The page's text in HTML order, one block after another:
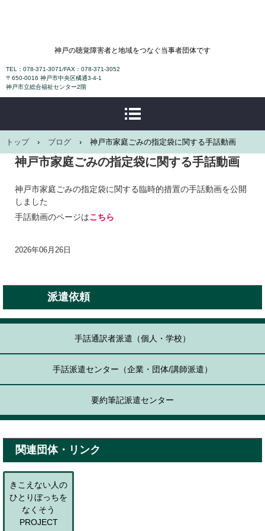
NPO法人神戸ろうあ協会
神戸の聴覚障害者と地域をつなぐ当事者団体です
TEL：078-371-3071/FAX：078-371-3052
〒650-0016 神戸市中央区橘通3-4-1
神戸市立総合福祉センター2階
トップ › ブログ › 神戸市家庭ごみの指定袋に関する手話動画
神戸市家庭ごみの指定袋に関する手話動画
神戸市家庭ごみの指定袋に関する臨時的措置の手話動画を公開
しました
手話動画のページはこちら
2026年06月26日
派遣依頼
手話通訳者派遣（個人・学校）
手話派遣センター（企業・団体/講師派遣）
要約筆記派遣センター
関連団体・リンク
きこえない人の
ひとりぼっちを
なくそう
PROJECT